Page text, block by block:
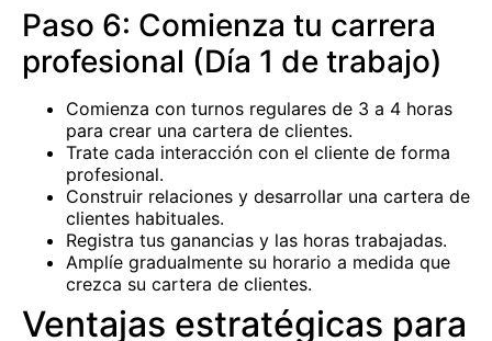
Paso 6: Comienza tu carrera
profesional (Día 1 de trabajo)
Comienza con turnos regulares de 3 a 4 horas
para crear una cartera de clientes.
Trate cada interacción con el cliente de forma
profesional.
Construir relaciones y desarrollar una cartera de
clientes habituales.
Registra tus ganancias y las horas trabajadas.
Amplíe gradualmente su horario a medida que
crezca su cartera de clientes.
Ventajas estratégicas para